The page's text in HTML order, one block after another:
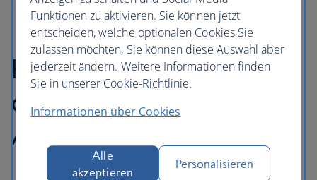
Highlights
der Vereinigten
Arabischen Emirate
Funktionen zu aktivieren. Sie können jetzt
entscheiden, welche optionalen Cookies Sie
zulassen möchten, Sie können diese Auswahl aber
jederzeit ändern. Weitere Informationen finden
Sie in unserer Cookie-Richtlinie.
Informationen über Cookies
Alle
akzeptieren
Personalisieren